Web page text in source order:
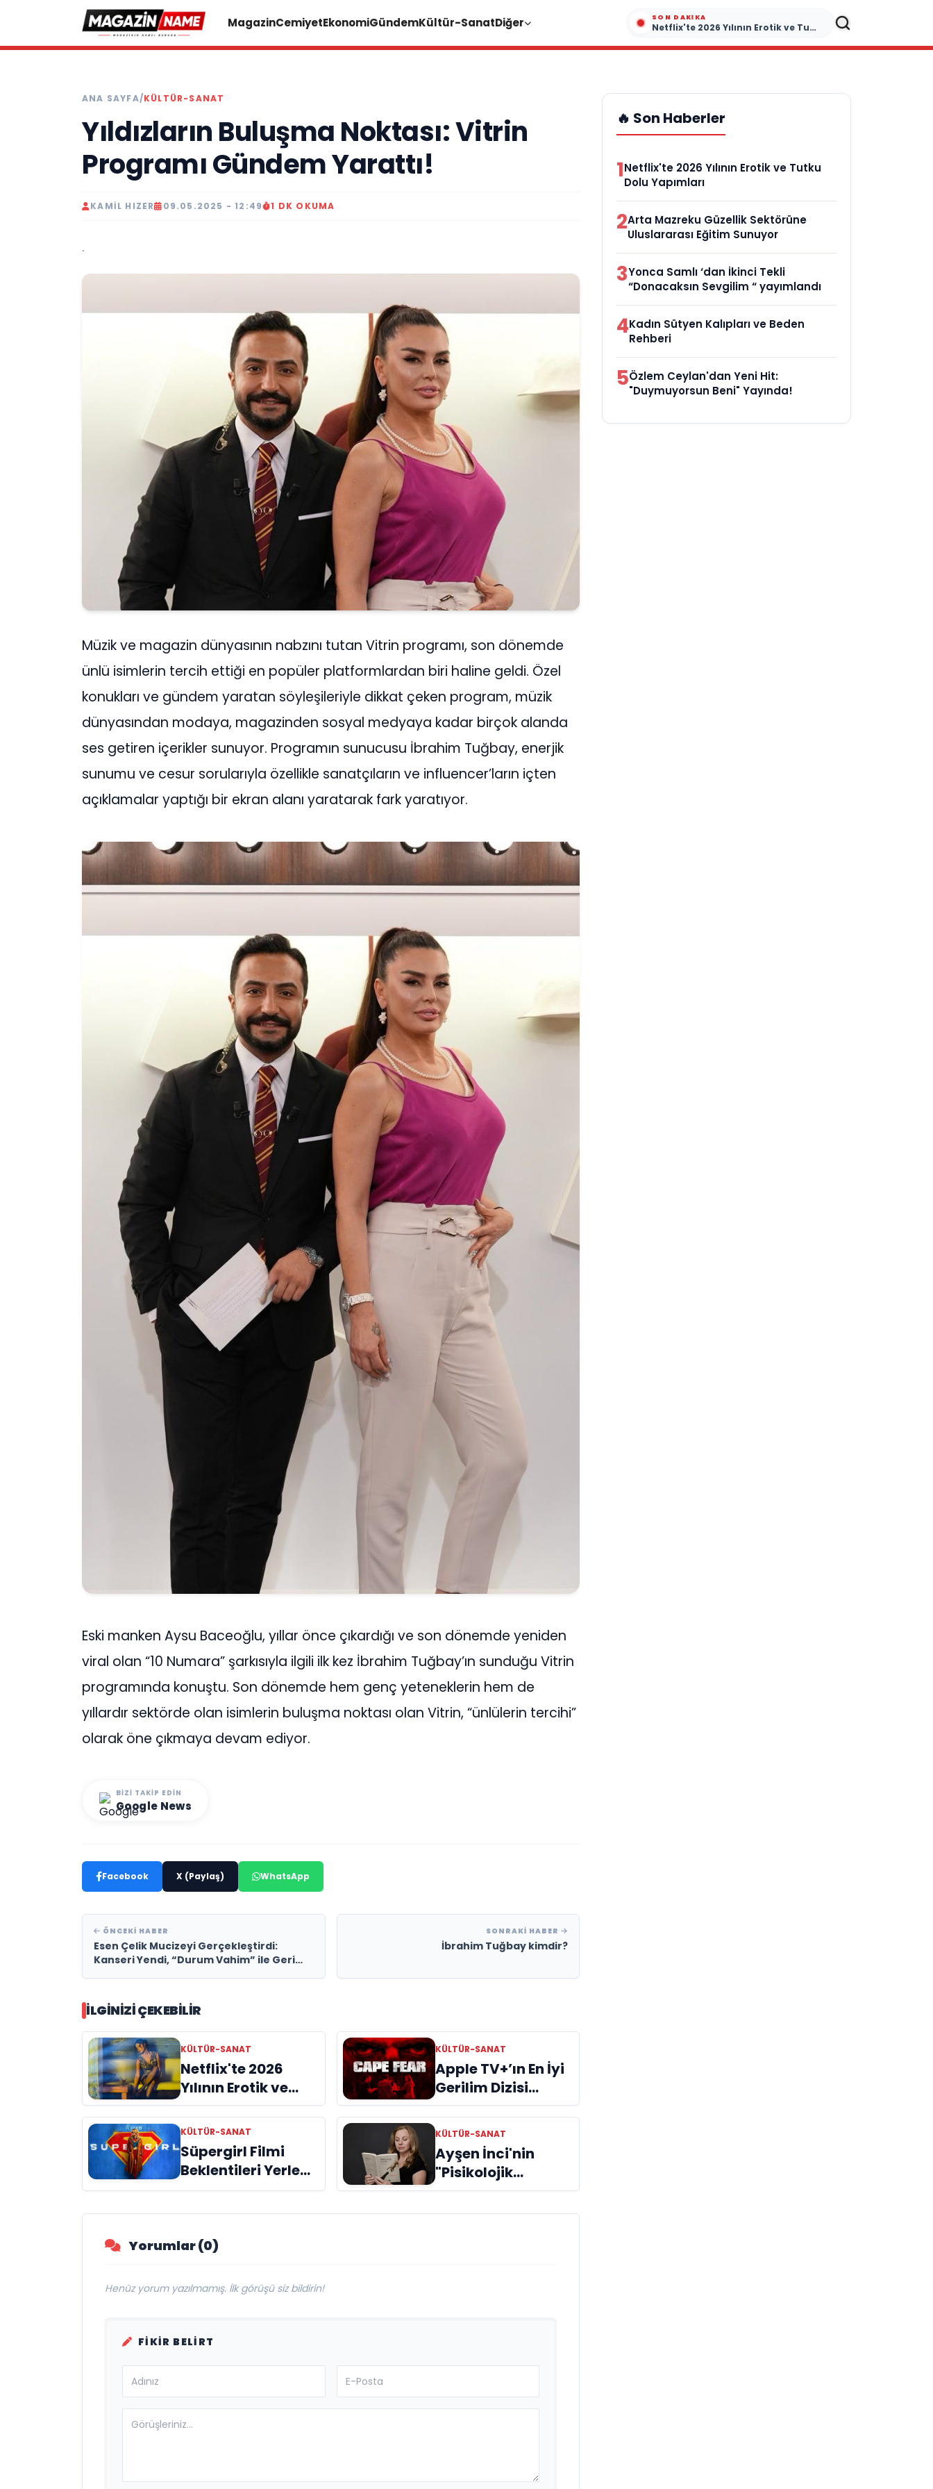
MagazinCemiyetEkonomiGündemKültür-SanatDiğer SON DAKIKA
Netflix'te 2026 Yılının Erotik ve Tutku Dolu Yapımları
ANA SAYFA/KÜLTÜR-SANAT
Yıldızların Buluşma Noktası: Vitrin
Programı Gündem Yarattı!
KAMIL HIZER 09.05.2025 - 12:49 1 DK OKUMA
.
Müzik ve magazin dünyasının nabzını tutan Vitrin programı, son dönemde
ünlü isimlerin tercih ettiği en popüler platformlardan biri haline geldi. Özel
konukları ve gündem yaratan söyleşileriyle dikkat çeken program, müzik
dünyasından modaya, magazinden sosyal medyaya kadar birçok alanda
ses getiren içerikler sunuyor. Programın sunucusu İbrahim Tuğbay, enerjik
sunumu ve cesur sorularıyla özellikle sanatçıların ve influencer’ların içten
açıklamalar yaptığı bir ekran alanı yaratarak fark yaratıyor.
Eski manken Aysu Baceoğlu, yıllar önce çıkardığı ve son dönemde yeniden
viral olan “10 Numara” şarkısıyla ilgili ilk kez İbrahim Tuğbay’ın sunduğu Vitrin
programında konuştu. Son dönemde hem genç yeteneklerin hem de
yıllardır sektörde olan isimlerin buluşma noktası olan Vitrin, “ünlülerin tercihi”
olarak öne çıkmaya devam ediyor.
BIZI TAKIP EDIN
Google News
Facebook X (Paylaş) WhatsApp
ÖNCEKI HABER
Esen Çelik Mucizeyi Gerçekleştirdi:
Kanseri Yendi, “Durum Vahim” ile Geri
SONRAKI HABER
İbrahim Tuğbay kimdir?
İLGINIZI ÇEKEBILIR
KÜLTÜR-SANAT
Netflix'te 2026
Yılının Erotik ve
Tutku Dolu
Yapımları
KÜLTÜR-SANAT
Apple TV+’ın En İyi
Gerilim Dizisi
"Cape Fear"
İncelemes
KÜLTÜR-SANAT
Süpergirl Filmi
Beklentileri Yerle
Bir Etti: Yılın En
mi?
KÜLTÜR-SANAT
Ayşen İnci'nin
"Pisikolojik
Öyküler" adlı yeni
kitabı raflardaki
Yorumlar (0)
Henüz yorum yazılmamış. İlk görüşü siz bildirin!
FIKIR BELIRT
🔥 Son Haberler
1Netflix'te 2026 Yılının Erotik ve Tutku
Dolu Yapımları
2Arta Mazreku Güzellik Sektörüne
Uluslararası Eğitim Sunuyor
3Yonca Samlı ‘dan İkinci Tekli
“Donacaksın Sevgilim “ yayımlandı
4Kadın Sütyen Kalıpları ve Beden
Rehberi
5Özlem Ceylan'dan Yeni Hit:
"Duymuyorsun Beni" Yayında!